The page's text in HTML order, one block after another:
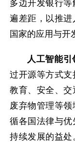
多边开发银行
遍差距，以推
国家的应用与开
人工智能引
过开源等方式支
教育、安全、
废弃物管理等
循各国法律与
持续发展的益